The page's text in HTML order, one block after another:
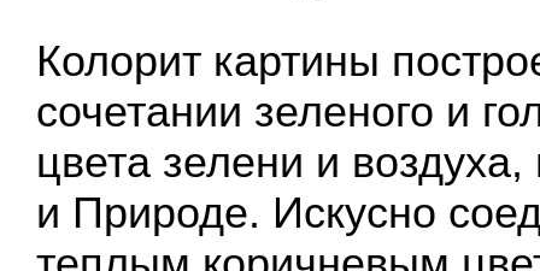
Колорит картины
сочетании зеленого и
цвета зелени и
и Природе. Искусно